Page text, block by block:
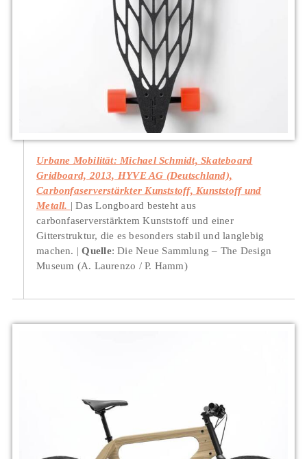
Urbane Mobilität: Michael Schmidt, Skateboard
Gridboard, 2013, HYVE AG (Deutschland),
Carbonfaserverstärkter Kunststoff, Kunststoff und
Metall.
Das Longboard besteht aus
carbonfaserverstärktem Kunststoff und einer
Gitterstruktur, die es besonders stabil und langlebig
machen.
Quelle: Die Neue Sammlung – The Design
Museum (A. Laurenzo / P. Hamm)